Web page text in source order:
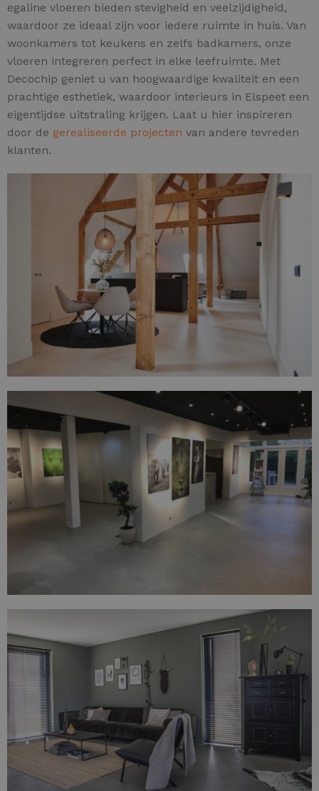
egaline vloeren bieden stevigheid en veelzijdigheid,
waardoor ze ideaal zijn voor iedere ruimte in huis. Van
woonkamers tot keukens en zelfs badkamers, onze
vloeren integreren perfect in elke leefruimte. Met
Decochip geniet u van hoogwaardige kwaliteit en een
prachtige esthetiek, waardoor interieurs in Elspeet een
eigentijdse uitstraling krijgen. Laat u hier inspireren
door de gerealiseerde projecten van andere tevreden
klanten.